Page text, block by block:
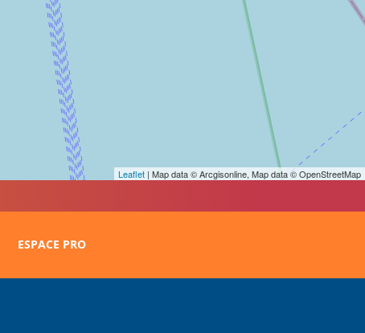
Leaflet | Map data © Arcgisonline, Map data © OpenStreetMap
ESPACE PRO